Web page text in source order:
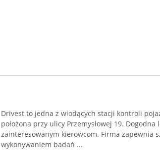
Drivest to jedna z wiodących stacji kontroli
położona przy ulicy Przemysłowej 19.
zainteresowanym kierowcom. Firma zapewnia
wykonywaniem badań ...